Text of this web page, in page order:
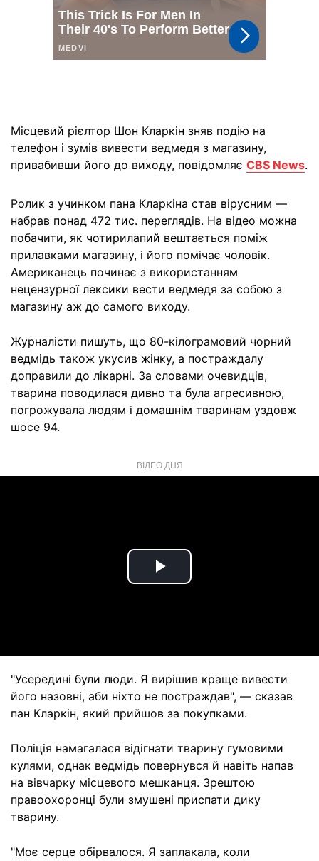
Місцевий рієлтор Шон Кларкін зняв подію на
телефон і зумів вивести ведмедя з магазину,
привабивши його до виходу, повідомляє CBS News.
Ролик з учинком пана Кларкіна став вірусним —
набрав понад 472 тис. переглядів. На відео можна
побачити, як чотирилапий вештається поміж
прилавками магазину, і його помічає чоловік.
Американець починає з використанням
нецензурної лексики вести ведмедя за собою з
магазину аж до самого виходу.
Журналісти пишуть, що 80-кілограмовий чорний
ведмідь також укусив жінку, а постраждалу
доправили до лікарні. За словами очевидців,
тварина поводилася дивно та була агресивною,
погрожувала людям і домашнім тваринам уздовж
шосе 94.
ВІДЕО ДНЯ
Play
"Усередині були люди. Я вирішив краще вивести
його назовні, аби ніхто не постраждав", — сказав
пан Кларкін, який прийшов за покупками.
Поліція намагалася відігнати тварину гумовими
кулями, однак ведмідь повернувся й навіть напав
на вівчарку місцевого мешканця. Зрештою
правоохоронці були змушені приспати дику
тварину.
"Моє серце обірвалося. Я заплакала, коли